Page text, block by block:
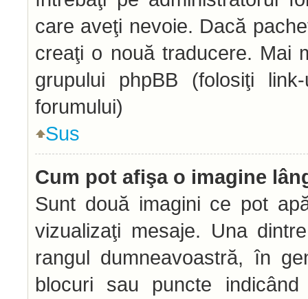
care aveţi nevoie. Dacă
creaţi o nouă traducere. Mai
grupului phpBB (folosiţi
forumului)
Sus
Cum pot afişa o imagine
Sunt două imagini ce pot
vizualizaţi mesaje. Una
rangul dumneavoastră, în
blocuri sau puncte